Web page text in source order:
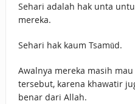
Sehari adalah hak unta
mereka.
Sehari hak kaum Tsamūd.
Awalnya mereka masih
tersebut, karena khawatir
benar dari Allah.